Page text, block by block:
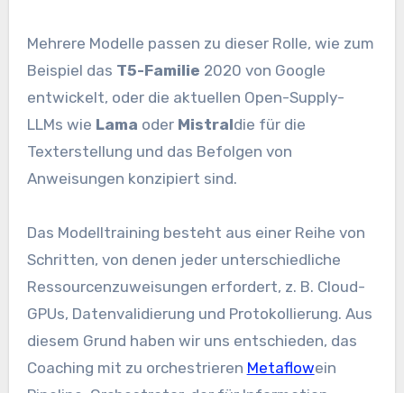
Mehrere Modelle passen zu dieser Rolle, wie zum
Beispiel das T5-Familie 2020 von Google
entwickelt, oder die aktuellen Open-Supply-
LLMs wie Lama oder Mistraldie für die
Texterstellung und das Befolgen von
Anweisungen konzipiert sind.
Das Modelltraining besteht aus einer Reihe von
Schritten, von denen jeder unterschiedliche
Ressourcenzuweisungen erfordert, z. B. Cloud-
GPUs, Datenvalidierung und Protokollierung. Aus
diesem Grund haben wir uns entschieden, das
Coaching mit zu orchestrieren Metaflowein